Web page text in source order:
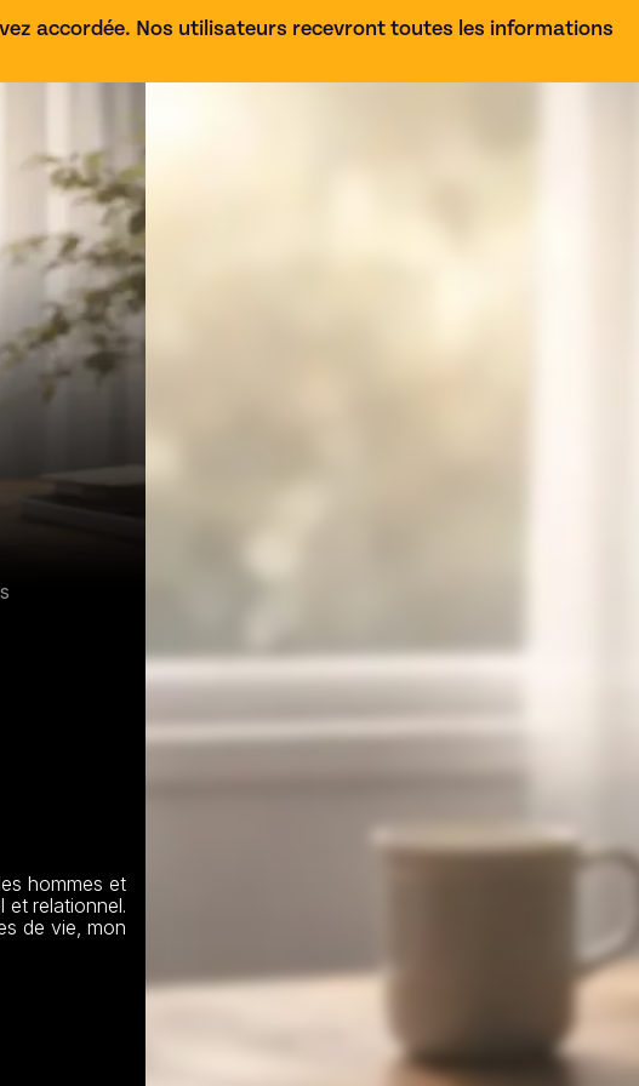
accordée. Nos utilisateurs recevront toutes les informations
hommes et
et relationnel.
de vie, mon